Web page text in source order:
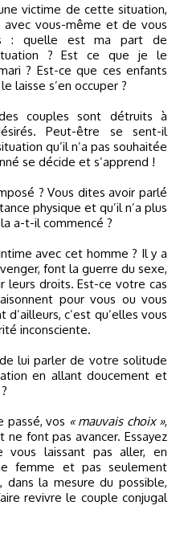
victime de cette situation,
avec vous-même et de vous
: quelle est ma part de
? Est ce que je le
? Est-ce que ces enfants
laisse s’en occuper ?
couples sont détruits à
Peut-être se sent-il
qu’il n’a pas souhaitée
se décide et s’apprend !
? Vous dites avoir parlé
physique et qu’il n’a plus
a-t-il commencé ?
avec cet homme ? Il y a
font la guerre du sexe,
droits. Est-ce votre cas
pour vous ou vous
c’est qu’elles vous
inconsciente.
lui parler de votre solitude
en allant doucement et
passé, vos « mauvais choix »,
font pas avancer. Essayez
laissant pas aller, en
femme et pas seulement
dans la mesure du possible,
revivre le couple conjugal